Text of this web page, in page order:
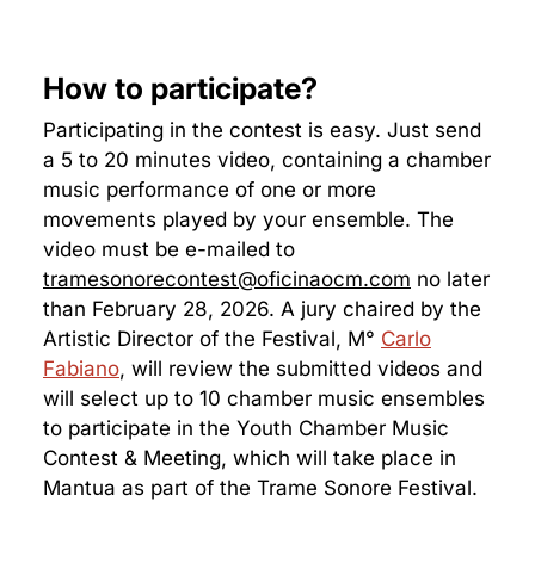
How to participate?
Participating in the contest is easy. Just send
a 5 to 20 minutes video, containing a chamber
music performance of one or more
movements played by your ensemble. The
video must be e-mailed to
tramesonorecontest@oficinaocm.com no later
than February 28, 2026. A jury chaired by the
Artistic Director of the Festival, M° Carlo
Fabiano, will review the submitted videos and
will select up to 10 chamber music ensembles
to participate in the Youth Chamber Music
Contest & Meeting, which will take place in
Mantua as part of the Trame Sonore Festival.